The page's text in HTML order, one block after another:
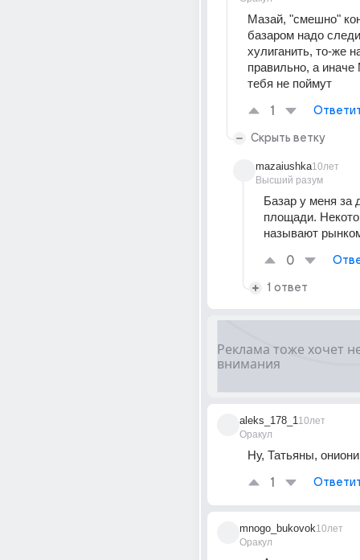
Мазай, "смешно"
базаром надо
хулиганить, то-же
правильно, а
тебя не поймут
1
Скрыть ветку
mazaiushka
Высший разум
10лет
Базар у меня за
площади.
называют
0
1 ответ
aleks_178_1
Оракул
10лет
Ну, Татьяны,
1
mnogo_bukovok
Оракул
10лет